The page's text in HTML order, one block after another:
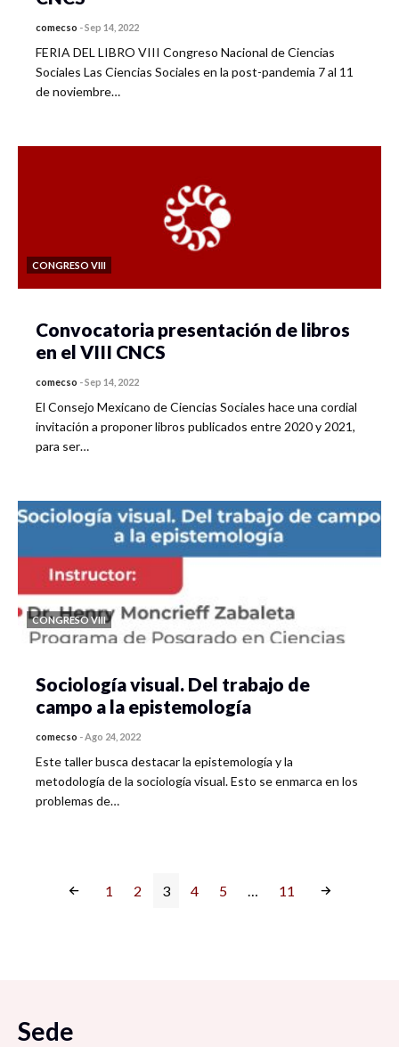
comecso -Sep 14, 2022
FERIA DEL LIBRO VIII Congreso Nacional de Ciencias
Sociales Las Ciencias Sociales en la post-pandemia 7 al 11
de noviembre…
CONGRESO VIII
Convocatoria presentación de libros
en el VIII CNCS
comecso -Sep 14, 2022
El Consejo Mexicano de Ciencias Sociales hace una cordial
invitación a proponer libros publicados entre 2020 y 2021,
para ser…
CONGRESO VIII
Sociología visual. Del trabajo de
campo a la epistemología
comecso -Ago 24, 2022
Este taller busca destacar la epistemología y la
metodología de la sociología visual. Esto se enmarca en los
problemas de…
1 2 3 4 5 … 11
Sede